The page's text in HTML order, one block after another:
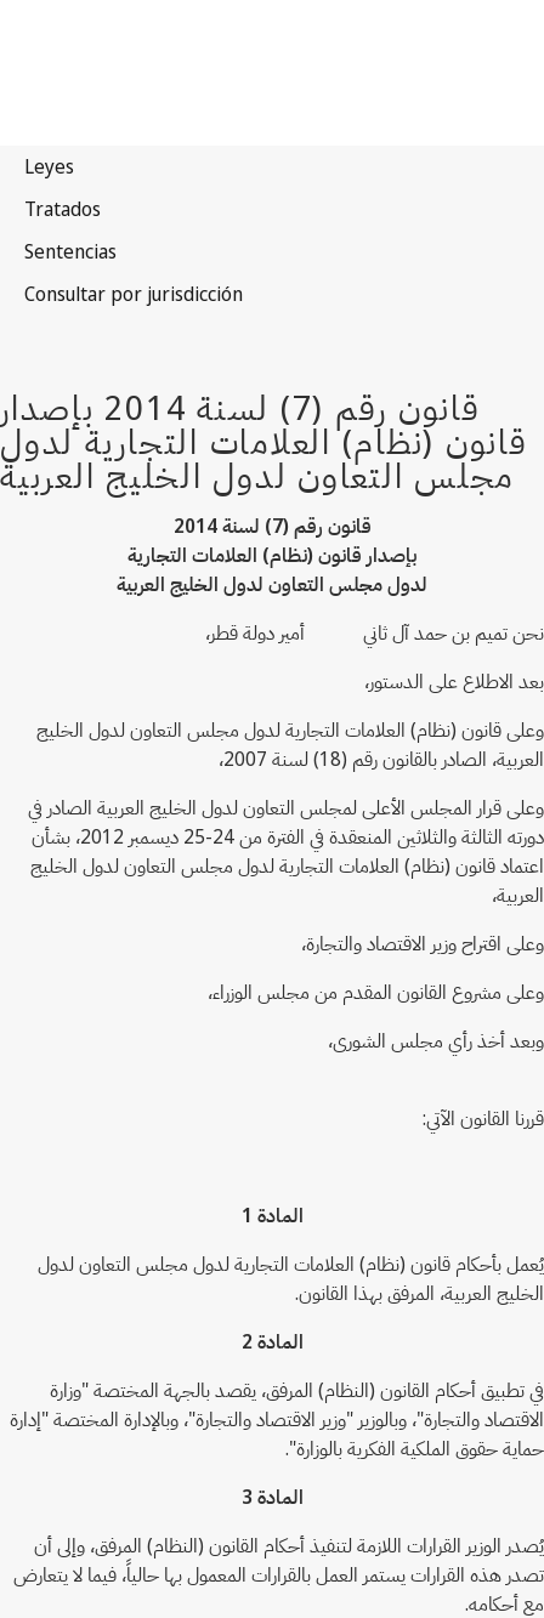
قانون رقم (7) لسنة 2014
بإصدار قانون (نظام) العلامات التجارية
لدول مجلس التعاون لدول الخليج العربية
نحن تميم بن حمد آل ثاني أمير دولة قطر،
بعد الاطلاع على الدستور،
وعلى قانون (نظام) العلامات التجارية لدول مجلس التعاون لدول الخليج
العربية، الصادر بالقانون رقم (18) لسنة 2007،
وعلى قرار المجلس الأعلى لمجلس التعاون لدول الخليج العربية الصادر في
دورته الثالثة والثلاثين المنعقدة في الفترة من 24-25 ديسمبر 2012، بشأن
اعتماد قانون (نظام) العلامات التجارية لدول مجلس التعاون لدول الخليج
العربية،
وعلى اقتراح وزير الاقتصاد والتجارة،
وعلى مشروع القانون المقدم من مجلس الوزراء،
وبعد أخذ رأي مجلس الشورى،
قررنا القانون الآتي:
المادة 1
يُعمل بأحكام قانون (نظام) العلامات التجارية لدول مجلس التعاون لدول
الخليج العربية، المرفق بهذا القانون.
المادة 2
في تطبيق أحكام القانون (النظام) المرفق، يقصد بالجهة المختصة "وزارة
الاقتصاد والتجارة"، وبالوزير "وزير الاقتصاد والتجارة"، وبالإدارة المختصة "إدارة
حماية حقوق الملكية الفكرية بالوزارة".
المادة 3
يُصدر الوزير القرارات اللازمة لتنفيذ أحكام القانون (النظام) المرفق، وإلى أن
تصدر هذه القرارات يستمر العمل بالقرارات المعمول بها حالياً، فيما لا يتعارض
مع أحكامه.